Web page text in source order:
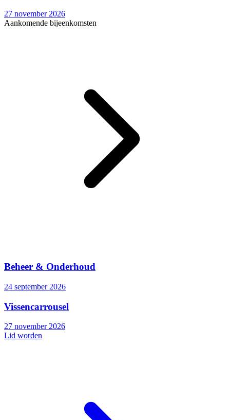
27 november 2026
Aankomende bijeenkomsten
Beheer & Onderhoud
24 september 2026
Vissencarrousel
27 november 2026
Lid worden